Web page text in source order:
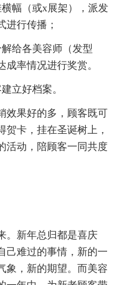
幅（或x展架），派发
进行传播；
给各美容师（发型
率情况进行奖赏。
立好档案。
果好的多，顾客既可
贺卡，挂在圣诞树上，
活动，陪顾客一同共度
新年总归都是喜庆
己难过的事情，新的一
象，新的期望。而美容